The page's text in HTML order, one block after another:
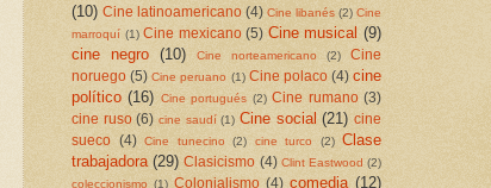
(10) Cine latinoamericano (4) Cine libanés (2) Cine
marroquí (1) Cine mexicano (5) Cine musical (9)
cine negro (10) Cine norteamericano (2)
Cine
noruego (5) Cine peruano (1) Cine polaco (4) cine
político (16) Cine portugués (2) Cine rumano (3)
cine ruso (6) cine saudí (1) Cine social (21) cine
sueco (4) Cine tunecino (2) cine turco (2) Clase
trabajadora (29) Clasicismo (4) Clint Eastwood (2)
coleccionismo (1) Colonialismo (4) comedia (12)